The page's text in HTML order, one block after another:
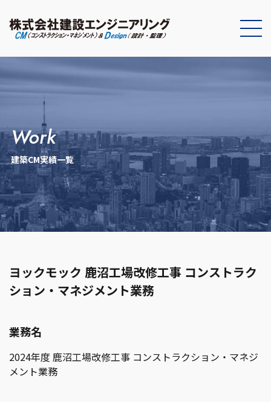
work
建築CM実績一覧
ヨックモック 鹿沼工場改修工事 コンストラク
ション・マネジメント業務
業務名
2024年度 鹿沼工場改修工事 コンストラクション・マネジ
メント業務